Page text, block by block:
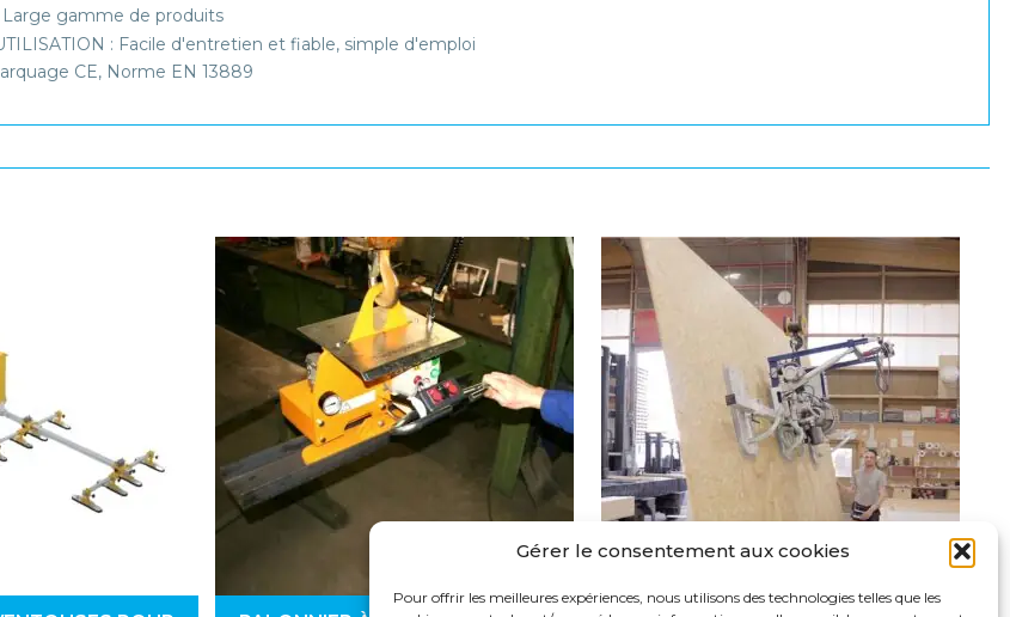
Gérer le consentement aux cookies
Pour offrir les meilleures expériences, nous utilisons des technologies telles que les
Large gamme de produits
: Facile d'entretien et fiable, simple d'emploi
CE, Norme EN 13889